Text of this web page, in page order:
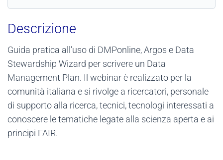
Descrizione
Guida pratica all’uso di DMPonline, Argos e Data
Stewardship Wizard per scrivere un Data
Management Plan. Il webinar è realizzato per la
comunità italiana e si rivolge a ricercatori, personale
di supporto alla ricerca, tecnici, tecnologi interessati a
conoscere le tematiche legate alla scienza aperta e ai
principi FAIR.